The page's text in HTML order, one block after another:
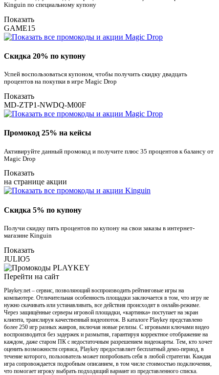
Kinguin по специальному купону
Показать
GAME15
Скидка 20% по купону
Успей воспользоваться купоном, чтобы получить скидку двадцать
процентов на покупки в игре Magic Drop
Показать
MD-ZTP1-NWDQ-M00F
Промокод 25% на кейсы
Активируйте данный промокод и получите плюс 35 процентов к балансу от
Magic Drop
Показать
на странице акции
Скидка 5% по купону
Получи скидку пять процентов по купону на свои заказы в интернет-
магазине Kinguin
Показать
JULIO5
Перейти на сайт
Playkey.net – сервис, позволяющий воспроизводить рейтинговые игры на
компьютере. Отличительная особенность площадки заключается в том, что игру не
нужно скачивать или устанавливать, все действия происходят в онлайн-режиме.
Через защищённые серверы игровой площадки, «картинка» поступает на экран
клиента, транслируя качественный видеопоток. В каталоге Playkey представлено
более 250 игр разных жанров, включая новые релизы. С игровыми ключами видео
воспроизводится без задержек и размытия, гарантируя корректное отображение на
каждом, даже старом ПК с недостаточным разрешением видеокарты. Тем, кто хочет
оценить возможности сервиса, Playkey предоставляет бесплатный демо-период, в
течение которого, пользователь может попробовать себя в любой стратегии. Каждая
игра сопровождается подробным описанием, в том числе стоимостью подключения,
что помогает игроку выбрать подходящий вариант из представленного списка.